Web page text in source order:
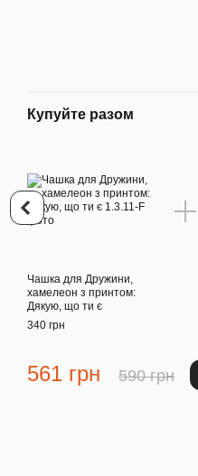
Купуйте разом
Чашка для Дружини,
хамелеон з принтом:
Дякую, що ти є
340 грн
561 грн 590 грн